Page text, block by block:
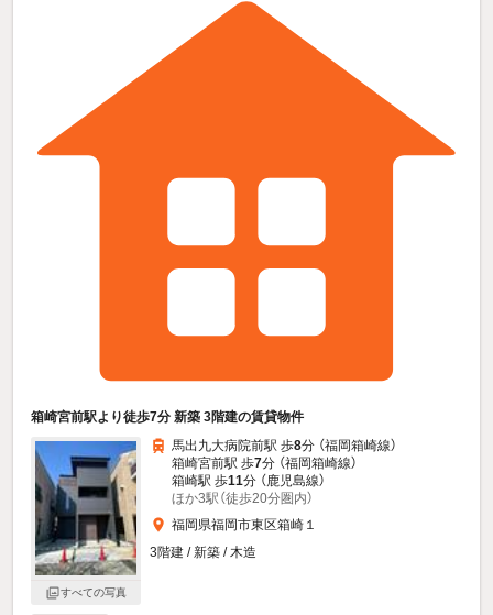
箱崎宮前駅より徒歩7分 新築 3階建の賃貸物件
すべての写真
馬出九大病院前駅 歩8分 （福岡箱崎線）
箱崎宮前駅 歩7分 （福岡箱崎線）
箱崎駅 歩11分 （鹿児島線）
ほか3駅（徒歩20分圏内）
福岡県福岡市東区箱崎１
3階建 / 新築 / 木造